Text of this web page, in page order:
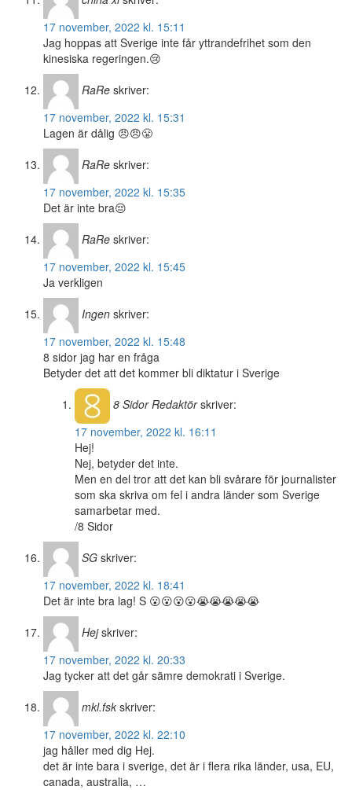
17 november, 2022 kl. 15:11
Jag hoppas att Sverige inte får yttrandefrihet som den
kinesiska regeringen.😢
RaRe skriver:
17 november, 2022 kl. 15:31
Lagen är dålig 😠😠😤
RaRe skriver:
17 november, 2022 kl. 15:35
Det är inte bra😔
RaRe skriver:
17 november, 2022 kl. 15:45
Ja verkligen
Ingen skriver:
17 november, 2022 kl. 15:48
8 sidor jag har en fråga
Betyder det att det kommer bli diktatur i Sverige
8 Sidor Redaktör skriver:
17 november, 2022 kl. 16:11
Hej!
Nej, betyder det inte.
Men en del tror att det kan bli svårare för journalister
som ska skriva om fel i andra länder som Sverige
samarbetar med.
/8 Sidor
SG skriver:
17 november, 2022 kl. 18:41
Det är inte bra lag! S 😮😮😮😮😭😭😭😭😭
Hej skriver:
17 november, 2022 kl. 20:33
Jag tycker att det går sämre demokrati i Sverige.
mkl.fsk skriver:
17 november, 2022 kl. 22:10
jag håller med dig Hej.
det är inte bara i sverige, det är i flera rika länder, usa, EU,
canada, australia, …